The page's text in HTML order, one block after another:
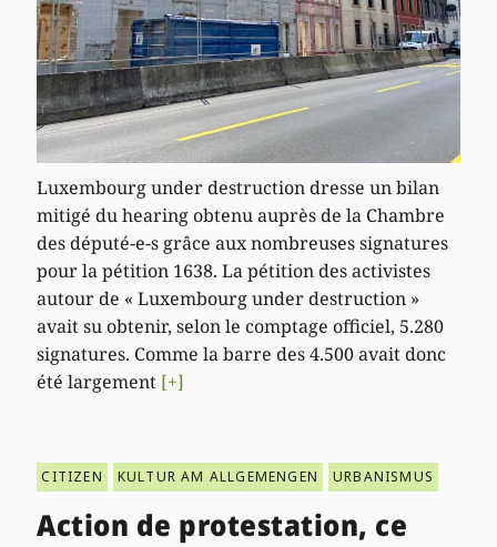
Luxembourg under destruction dresse un bilan
mitigé du hearing obtenu auprès de la Chambre
des député-e-s grâce aux nombreuses signatures
pour la pétition 1638. La pétition des activistes
autour de « Luxembourg under destruction »
avait su obtenir, selon le comptage officiel, 5.280
signatures. Comme la barre des 4.500 avait donc
été largement [+]
CITIZEN KULTUR AM ALLGEMENGEN URBANISMUS
Action de protestation, ce